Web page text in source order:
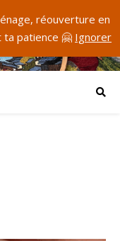
réouverture en
ta patience 🤗 Ignorer